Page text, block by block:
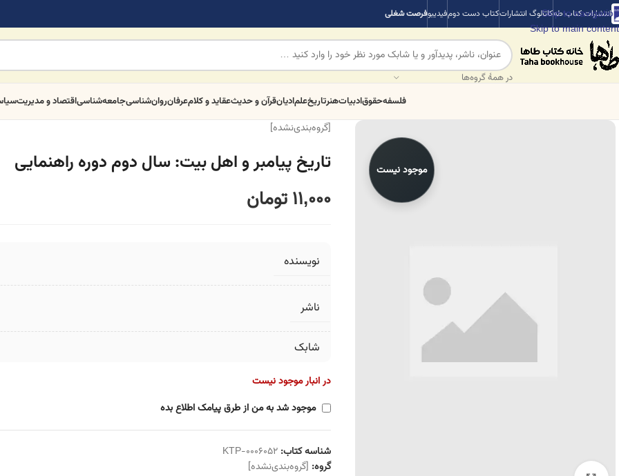
Skip to navigation
Skip to main content
انتشارات کتاب طهکاتالوگ انتشاراتکتاب دست دومفیدیبوفرصت شغلی
در همهٔ گروه‌ها
فلسفهحقوقادبیاتهنرتاریخعلمادیانقرآن و حدیثعقاید و کلامعرفانروان‌شناسیجامعه‌شناسیاقتصاد و مدیریت
موجود نیست
[گروه‌بندی‌نشده]
تاریخ پیامبر و اهل بیت: سال دوم دوره راهنمایی
11,000 تومان
نویسنده
ناشر
شابک
در انبار موجود نیست
موجود شد به من از طرق پیامک اطلاع بده
شناسه کتاب:KTP-0006052
گروه: [گروه‌بندی‌نشده]